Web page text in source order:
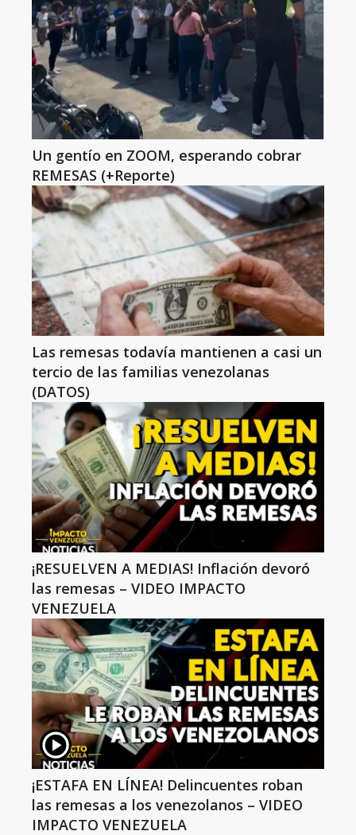
Un gentío en ZOOM, esperando cobrar
REMESAS (+Reporte)
Las remesas todavía mantienen a casi un
tercio de las familias venezolanas
(DATOS)
¡RESUELVEN A MEDIAS! Inflación devoró
las remesas – VIDEO IMPACTO
VENEZUELA
¡ESTAFA EN LÍNEA! Delincuentes roban
las remesas a los venezolanos – VIDEO
IMPACTO VENEZUELA